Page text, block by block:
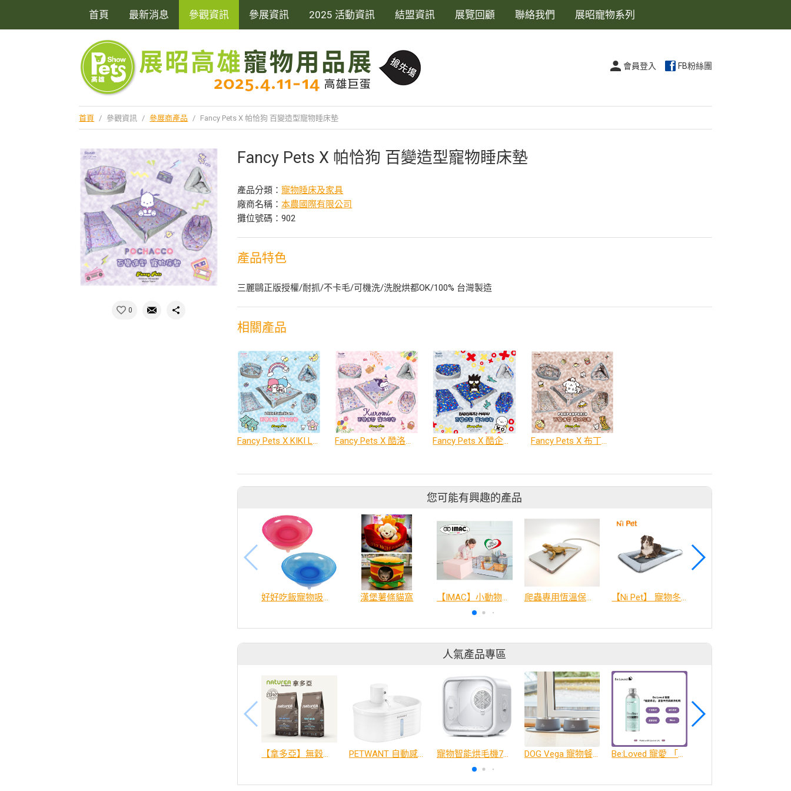
首頁 最新消息 參觀資訊 參展資訊 2025 活動資訊 結盟資訊 展覽回顧 聯絡我們 展昭寵物系列
會員登入 FB粉絲團
首頁 / 參觀資訊 / 參展商產品 / Fancy Pets X 帕恰狗 百變造型寵物睡床墊
0
Fancy Pets X 帕恰狗 百變造型寵物睡床墊
產品分類：寵物睡床及家具
廠商名稱：本農國際有限公司
攤位號碼：902
產品特色
三麗鷗正版授權/耐抓/不卡毛/可機洗/洗脫烘都OK/100% 台灣製造
相關產品
Fancy Pets X KIKI LALA 百變造型寵物睡床墊 Fancy Pets X 酷洛米 百變造型寵物睡床墊 Fancy Pets X 酷企鵝 百變造型寵物睡床墊 Fancy Pets X 布丁狗 百變造型寵物睡床墊
您可能有興趣的產品
好好吃飯寵物吸盤碗 漢堡薯條貓窩 【IMAC】小動物用品 爬蟲專用恆溫保暖墊 【Ni Pet】 寵物冬夏兩用床墊-M
人氣產品專區
【拿多亞】無穀低敏 犬糧 PETWANT 自動感應無線寵物飲水機 W4-L 寵物智能烘毛機75L DOG Vega 寵物餐碗、餐碗墊 Be:Loved 寵愛 「寵愛森活」 蘆薈天然柔順洗毛精